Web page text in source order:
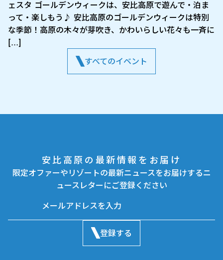
ェスタ ゴールデンウィークは、安比高原で遊んで・泊ま
って・楽しもう♪ 安比高原のゴールデンウィークは特別
な季節！高原の木々が芽吹き、かわいらしい花々も一斉に
[…]
すべてのイベント
安比高原の最新情報をお届け
限定オファーやリゾートの最新ニュースをお届けするニ
ュースレターにご登録ください
登録する